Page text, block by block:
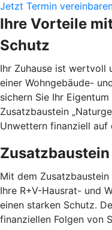
Jetzt Termin
Ihre Vorteile
Schutz
Ihr Zuhause ist wertvoll
einer Wohngebäude-
sichern Sie Ihr
Zusatzbaustein
Unwettern finanziell auf
Zusatzbaustein
Mit dem Zusatzbaustein
Ihre R+V-Hausrat- und
einen starken Schutz.
finanziellen Folgen von